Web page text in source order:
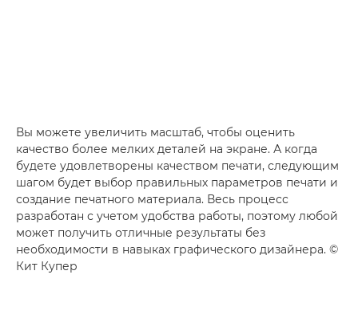
Вы можете увеличить масштаб, чтобы оценить
качество более мелких деталей на экране. А когда
будете удовлетворены качеством печати, следующим
шагом будет выбор правильных параметров печати и
создание печатного материала. Весь процесс
разработан с учетом удобства работы, поэтому любой
может получить отличные результаты без
необходимости в навыках графического дизайнера. ©
Кит Купер